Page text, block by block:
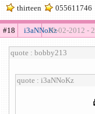
thirteen 055611746
#18 i3aNNoKz20-02-2012 -
quote : bobby213
quote : i3aNNoKz